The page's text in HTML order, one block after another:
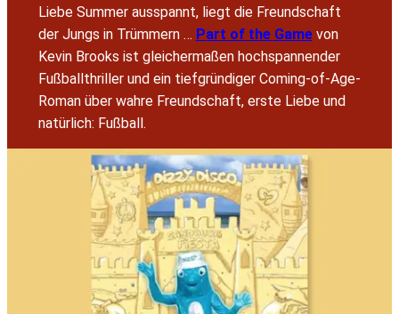
Liebe Summer ausspannt, liegt die Freundschaft
der Jungs in Trümmern … Part of the Gamevon
Kevin Brooks ist gleichermaßen hochspannender
Fußballthriller und ein tiefgründiger Coming-of-Age-
Roman über wahre Freundschaft, erste Liebe und
natürlich: Fußball.